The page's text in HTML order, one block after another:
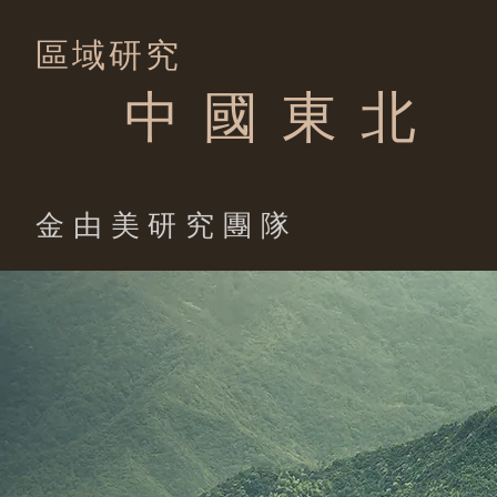
區域研究
中 國 東 北
​金由美研究團隊